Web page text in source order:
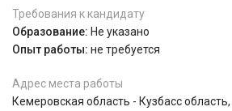
Требования к кандидату
Образование: Не указано
Опыт работы: не требуется
Адрес места работы
Кемеровская область - Кузбасс